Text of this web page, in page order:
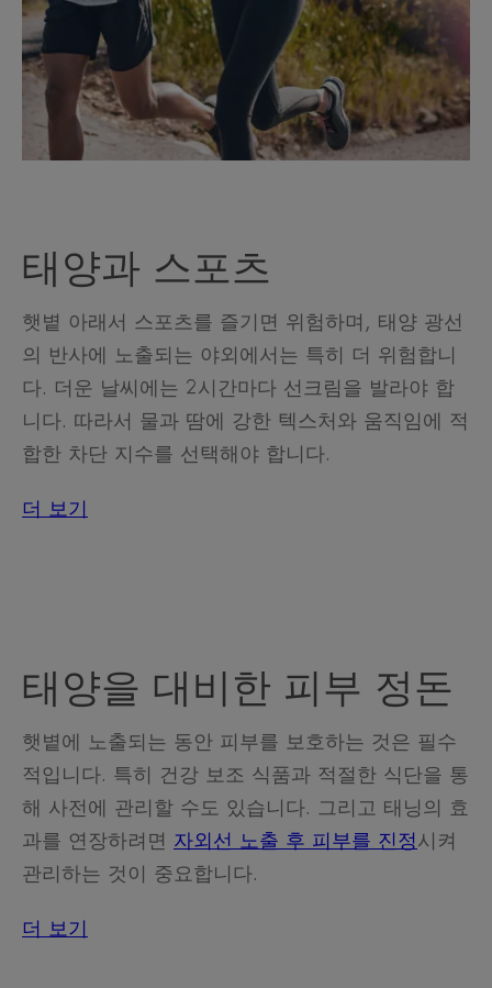
태양과 스포츠
햇볕 아래서 스포츠를 즐기면 위험하며, 태양 광선
의 반사에 노출되는 야외에서는 특히 더 위험합니
다. 더운 날씨에는 2시간마다 선크림을 발라야 합
니다. 따라서 물과 땀에 강한 텍스처와 움직임에 적
합한 차단 지수를 선택해야 합니다.
더 보기
태양을 대비한 피부 정돈
햇볕에 노출되는 동안 피부를 보호하는 것은 필수
적입니다. 특히 건강 보조 식품과 적절한 식단을 통
해 사전에 관리할 수도 있습니다. 그리고 태닝의 효
과를 연장하려면 자외선 노출 후 피부를 진정 시켜
관리하는 것이 중요합니다.
더 보기